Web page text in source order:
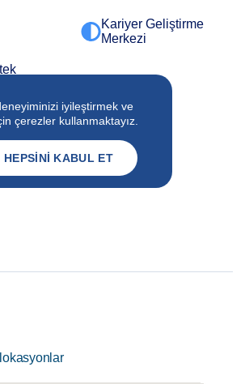
Kariyer Geliştirme
Merkezi
Bisiklet
Diğer
iyileştirmek ve
çerezler kullanmaktayız.
HEPSINI KABUL ET